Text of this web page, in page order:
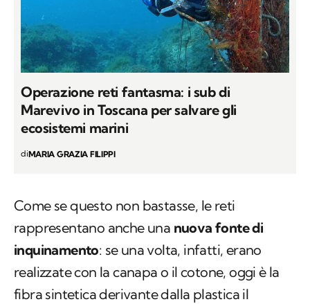
Operazione reti fantasma: i sub di
Marevivo in Toscana per salvare gli
ecosistemi marini
diMARIA GRAZIA FILIPPI
Come se questo non bastasse, le reti
rappresentano anche una nuova fonte di
inquinamento: se una volta, infatti, erano
realizzate con la canapa o il cotone, oggi è la
fibra sintetica derivante dalla plastica il